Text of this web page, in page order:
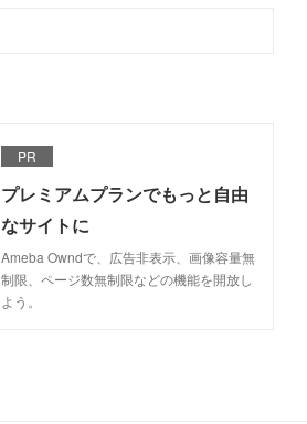
PR
プレミアムプランでもっと自由
なサイトに
Ameba Owndで、広告非表示、画像容量無
制限、ページ数無制限などの機能を開放し
よう。